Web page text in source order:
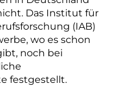
Das Institut für
(IAB)
wo es schon
noch bei
festgestellt.